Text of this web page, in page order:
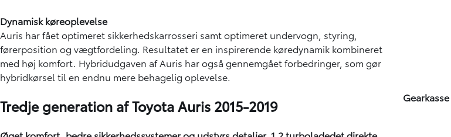
Dynamisk køreoplevelse
Auris har fået optimeret sikkerhedskarrosseri samt optimeret undervogn, styring,
førerposition og vægtfordeling. Resultatet er en inspirerende køredynamik kombineret
med høj komfort. Hybridudgaven af Auris har også gennemgået forbedringer, som gør
hybridkørsel til en endnu mere behagelig oplevelse.
Tredje generation af Toyota Auris 2015-2019
Gearkasse